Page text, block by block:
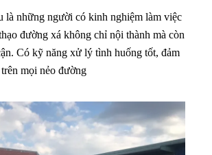
là những người có kinh nghiệm làm việc
đường xá không chỉ nội thành mà còn
Có kỹ năng xử lý tình huống tốt, đảm
mọi nẻo đường